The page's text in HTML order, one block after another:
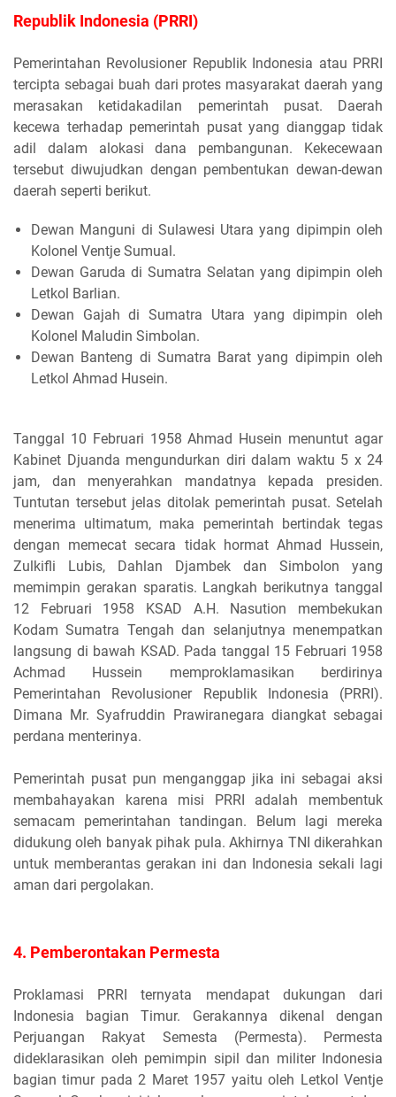
Republik Indonesia (PRRI)
Pemerintahan Revolusioner Republik Indonesia atau PRRI
tercipta sebagai buah dari protes masyarakat daerah yang
merasakan ketidakadilan pemerintah pusat. Daerah
kecewa terhadap pemerintah pusat yang dianggap tidak
adil dalam alokasi dana pembangunan. Kekecewaan
tersebut diwujudkan dengan pembentukan dewan-dewan
daerah seperti berikut.
Dewan Manguni di Sulawesi Utara yang dipimpin oleh
Kolonel Ventje Sumual.
Dewan Garuda di Sumatra Selatan yang dipimpin oleh
Letkol Barlian.
Dewan Gajah di Sumatra Utara yang dipimpin oleh
Kolonel Maludin Simbolan.
Dewan Banteng di Sumatra Barat yang dipimpin oleh
Letkol Ahmad Husein.
Tanggal 10 Februari 1958 Ahmad Husein menuntut agar
Kabinet Djuanda mengundurkan diri dalam waktu 5 x 24
jam, dan menyerahkan mandatnya kepada presiden.
Tuntutan tersebut jelas ditolak pemerintah pusat. Setelah
menerima ultimatum, maka pemerintah bertindak tegas
dengan memecat secara tidak hormat Ahmad Hussein,
Zulkifli Lubis, Dahlan Djambek dan Simbolon yang
memimpin gerakan sparatis. Langkah berikutnya tanggal
12 Februari 1958 KSAD A.H. Nasution membekukan
Kodam Sumatra Tengah dan selanjutnya menempatkan
langsung di bawah KSAD. Pada tanggal 15 Februari 1958
Achmad Hussein memproklamasikan berdirinya
Pemerintahan Revolusioner Republik Indonesia (PRRI).
Dimana Mr. Syafruddin Prawiranegara diangkat sebagai
perdana menterinya.
Pemerintah pusat pun menganggap jika ini sebagai aksi
membahayakan karena misi PRRI adalah membentuk
semacam pemerintahan tandingan. Belum lagi mereka
didukung oleh banyak pihak pula. Akhirnya TNI dikerahkan
untuk memberantas gerakan ini dan Indonesia sekali lagi
aman dari pergolakan.
4. Pemberontakan Permesta
Proklamasi PRRI ternyata mendapat dukungan dari
Indonesia bagian Timur. Gerakannya dikenal dengan
Perjuangan Rakyat Semesta (Permesta). Permesta
dideklarasikan oleh pemimpin sipil dan militer Indonesia
bagian timur pada 2 Maret 1957 yaitu oleh Letkol Ventje